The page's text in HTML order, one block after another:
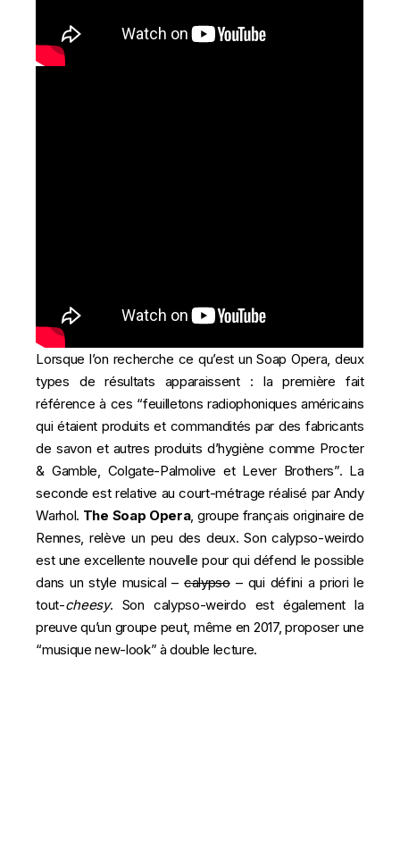
Lorsque l’on recherche ce qu’est un Soap Opera, deux
types de résultats apparaissent : la première fait
référence à ces “feuilletons radiophoniques américains
qui étaient produits et commandités par des fabricants
de savon et autres produits d’hygiène comme Procter
& Gamble, Colgate-Palmolive et Lever Brothers”. La
seconde est relative au court-métrage réalisé par Andy
Warhol. The Soap Opera, groupe français originaire de
Rennes, relève un peu des deux. Son calypso-weirdo
est une excellente nouvelle pour qui défend le possible
dans un style musical –calypso– qui défini a priori le
tout-cheesy. Son calypso-weirdo est également la
preuve qu’un groupe peut, même en 2017, proposer une
“musique new-look” à double lecture.